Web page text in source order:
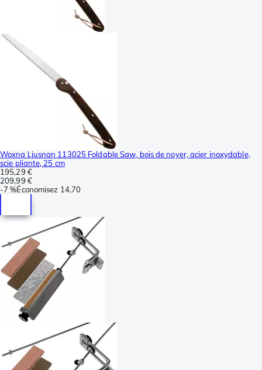
Woxna Ljusnan 113025 Foldable Saw, bois de noyer, acier inoxydable,
scie pliante, 25 cm
195,29 €
209,99 €
-7 %Économisez 14,70